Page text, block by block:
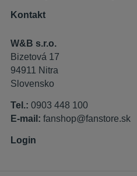
Kontakt
W&B s.r.o.
Bizetová 17
94911 Nitra
Slovensko
Tel.: 0903 448 100
E-mail: fanshop@fanstore.sk
Login